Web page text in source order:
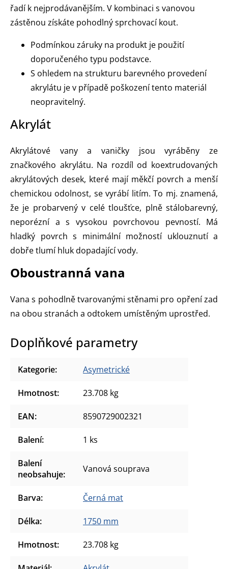
řadí k nejprodávanějším. V kombinaci s vanovou
zástěnou získáte pohodlný sprchovací kout.
Podmínkou záruky na produkt je použití
doporučeného typu podstavce.
S ohledem na strukturu barevného provedení
akrylátu je v případě poškození tento materiál
neopravitelný.
Akrylát
Akrylátové vany a vaničky jsou vyráběny ze
značkového akrylátu. Na rozdíl od koextrudovaných
akrylátových desek, které mají měkčí povrch a menší
chemickou odolnost, se vyrábí litím. To mj. znamená,
že je probarvený v celé tloušťce, plně stálobarevný,
neporézní a s vysokou povrchovou pevností. Má
hladký povrch s minimální možností uklouznutí a
dobře tlumí hluk dopadající vody.
Oboustranná vana
Vana s pohodlně tvarovanými stěnami pro opření zad
na obou stranách a odtokem umístěným uprostřed.
Doplňkové parametry
Kategorie: Asymetrické
Hmotnost: 23.708 kg
EAN: 8590729002321
Balení: 1 ks
Balení
neobsahuje: Vanová souprava
Barva: Černá mat
Délka: 1750 mm
Hmotnost: 23.708 kg